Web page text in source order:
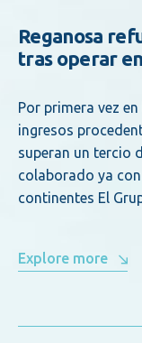
Reganosa
tras operar
Por primera vez
ingresos
superan un tercio
colaborado ya
continentes El
Explore more